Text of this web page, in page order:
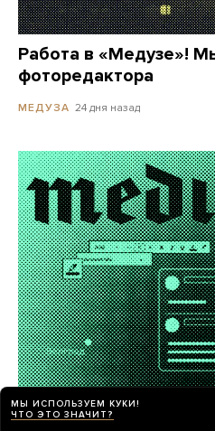
Работа в «Медузе»!
фоторедактора
МЕДУЗА 24 дня назад
«Медуза» ищет
МЫ ИСПОЛЬЗУЕМ КУКИ!
ЧТО ЭТО ЗНАЧИТ?